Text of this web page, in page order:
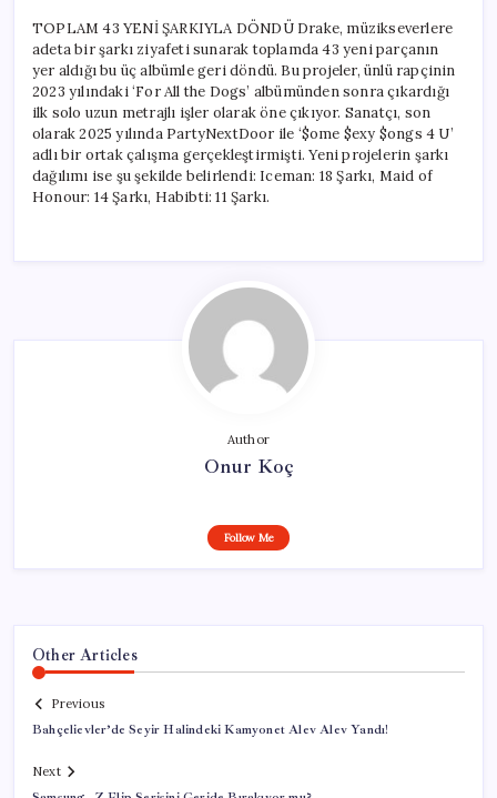
TOPLAM 43 YENİ ŞARKIYLA DÖNDÜ Drake, müzikseverlere
adeta bir şarkı ziyafeti sunarak toplamda 43 yeni parçanın
yer aldığı bu üç albümle geri döndü. Bu projeler, ünlü rapçinin
2023 yılındaki ‘For All the Dogs’ albümünden sonra çıkardığı
ilk solo uzun metrajlı işler olarak öne çıkıyor. Sanatçı, son
olarak 2025 yılında PartyNextDoor ile ‘$ome $exy $ongs 4 U’
adlı bir ortak çalışma gerçekleştirmişti. Yeni projelerin şarkı
dağılımı ise şu şekilde belirlendi: Iceman: 18 Şarkı, Maid of
Honour: 14 Şarkı, Habibti: 11 Şarkı.
Author
Onur Koç
Follow Me
Other Articles
Previous
Bahçelievler’de Seyir Halindeki Kamyonet Alev Alev Yandı!
Next